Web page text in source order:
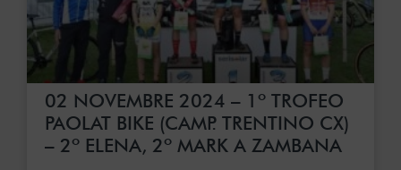
02 NOVEMBRE 2024 – 1º TROFEO
PAOLAT BIKE (CAMP. TRENTINO CX)
– 2º ELENA, 2º MARK A ZAMBANA